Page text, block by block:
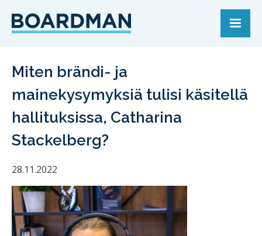
Miten brändi- ja
mainekysymyksiä tulisi käsitellä
hallituksissa, Catharina
Stackelberg?
28.11.2022